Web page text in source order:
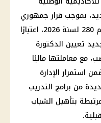
بموجب قرار جمهوري
نُشر في الجريدة الرسمية ويحمل رقم 280 لسنة 2026، اعتبارًا
بتجديد تعيين الدكتورة
مع معاملتها ماليًا
استمرار الإدارة
من برامج التدريب
بتأهيل الشباب